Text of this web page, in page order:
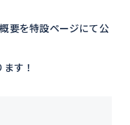
要を特設ページにて公
す！